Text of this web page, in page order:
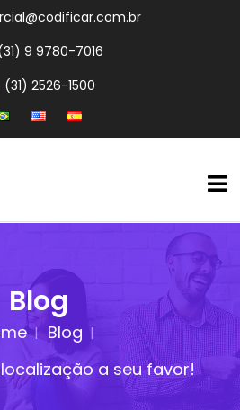
9 9780-7016
(31) 2526-1500
Blog
Blog
a seu favor!